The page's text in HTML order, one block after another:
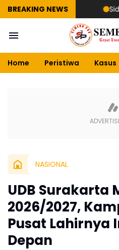
BREAKING NEWS Sidang
Home Peristiwa Kasus
NASIONAL
UDB Surakarta
2026/2027,
Pusat Lahirnya
Depan